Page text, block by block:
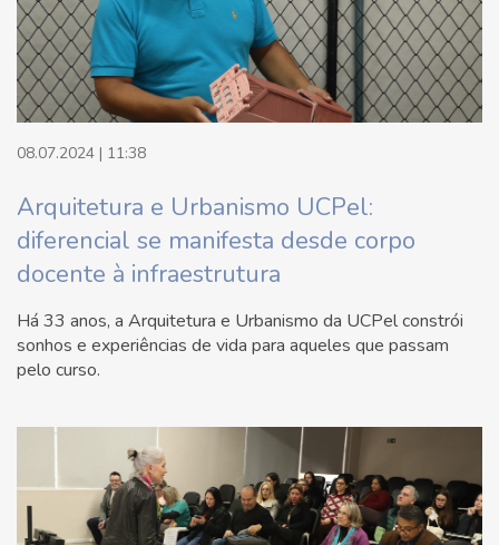
08.07.2024 | 11:38
Arquitetura e Urbanismo UCPel:
diferencial se manifesta desde corpo
docente à infraestrutura
Há 33 anos, a Arquitetura e Urbanismo da UCPel constrói
sonhos e experiências de vida para aqueles que passam
pelo curso.